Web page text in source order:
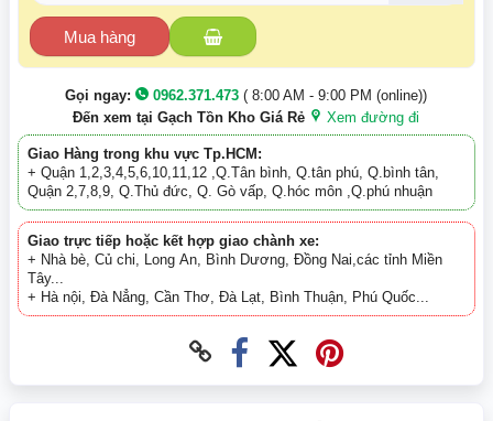
Mua hàng
Gọi ngay: 0962.371.473 ( 8:00 AM - 9:00 PM (online))
Đến xem tại Gạch Tồn Kho Giá Rẻ
Xem đường đi
Giao Hàng trong khu vực Tp.HCM:
+ Quận 1,2,3,4,5,6,10,11,12 ,Q.Tân bình, Q.tân phú, Q.bình tân,
Quận 2,7,8,9, Q.Thủ đức, Q. Gò vấp, Q.hóc môn ,Q.phú nhuận
Giao trực tiếp hoặc kết hợp giao chành xe:
+ Nhà bè, Củ chi, Long An, Bình Dương, Đồng Nai,các tỉnh Miền
Tây...
+ Hà nội, Đà Nẳng, Cần Thơ, Đà Lạt, Bình Thuận, Phú Quốc...